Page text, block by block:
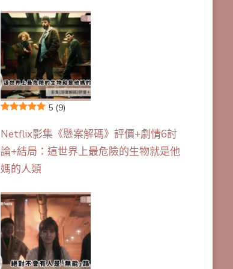
5 (9)
Netflix影集《懸案解碼》評價+劇情6討
論+結局：這世界上最危險的生物就是他
媽的人類